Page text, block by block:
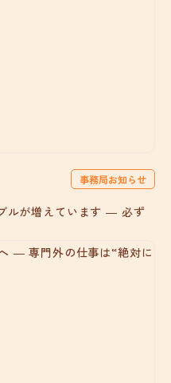
事務局お知らせ
ルが増えています ― 必ず